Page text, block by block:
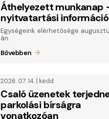
Áthelyezett munkanap
nyitvatartási
Egységeink elérhetősége
án.
Bővebben
2026. 07. 14. | kedd
Csaló üzenetek
parkolási bírságra
vonatkozóan